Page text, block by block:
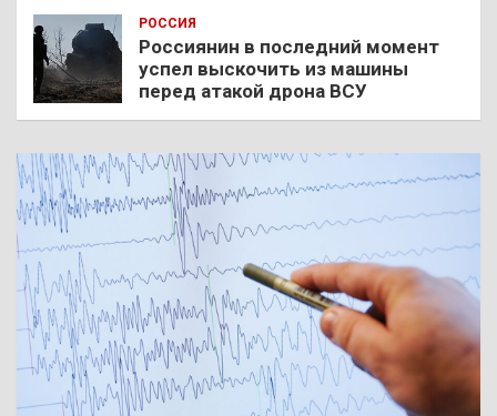
РОССИЯ
Россиянин в последний момент
успел выскочить из машины
перед атакой дрона ВСУ